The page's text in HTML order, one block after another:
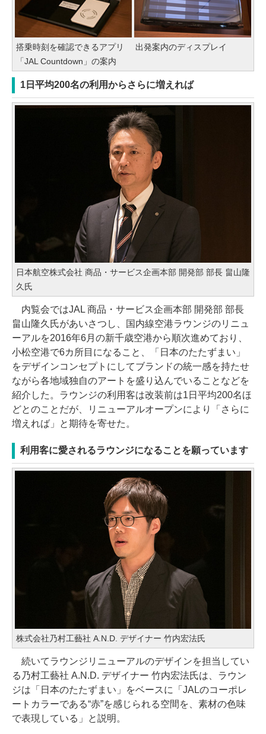
搭乗時刻を確認できるアプリ
「JAL Countdown」の案内
出発案内のディスプレイ
1日平均200名の利用からさらに増えれば
日本航空株式会社 商品・サービス企画本部 開発部 部長 畠山隆
久氏
内覧会ではJAL 商品・サービス企画本部 開発部 部長
畠山隆久氏があいさつし、国内線空港ラウンジのリニュ
ーアルを2016年6月の新千歳空港から順次進めており、
小松空港で6カ所目になること、「日本のたたずまい」
をデザインコンセプトにしてブランドの統一感を持たせ
ながら各地域独自のアートを盛り込んでいることなどを
紹介した。ラウンジの利用客は改装前は1日平均200名ほ
どとのことだが、リニューアルオープンにより「さらに
増えれば」と期待を寄せた。
利用客に愛されるラウンジになることを願っています
株式会社乃村工藝社 A.N.D. デザイナー 竹内宏法氏
続いてラウンジリニューアルのデザインを担当してい
る乃村工藝社 A.N.D. デザイナー 竹内宏法氏は、ラウン
ジは「日本のたたずまい」をベースに「JALのコーポレ
ートカラーである“赤”を感じられる空間を、素材の色味
で表現している」と説明。